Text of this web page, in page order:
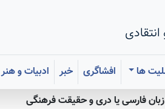
ها افشاگری خبر ادبیات و هنر
زبان فارسی یا دری و حقیقت فرهنگی